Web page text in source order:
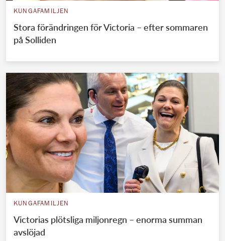
KUNGAFAMILJEN
Stora förändringen för Victoria – efter sommaren
på Solliden
KUNGAFAMILJEN
Victorias plötsliga miljonregn – enorma summan
avslöjad